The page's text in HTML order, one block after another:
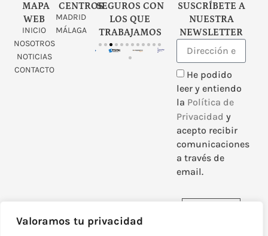
Valoramos tu privacidad
MAPA
WEB
INICIO
NOSOTROS
NOTICIAS
CONTACTO
CENTROS
MADRID
MÁLAGA
SEGUROS CON
LOS QUE
TRABAJAMOS
SUSCRÍBETE A
NUESTRA
NEWSLETTER
He podido
leer y entiendo
la Política de
Privacidad y
acepto recibir
comunicaciones
a través de
email.